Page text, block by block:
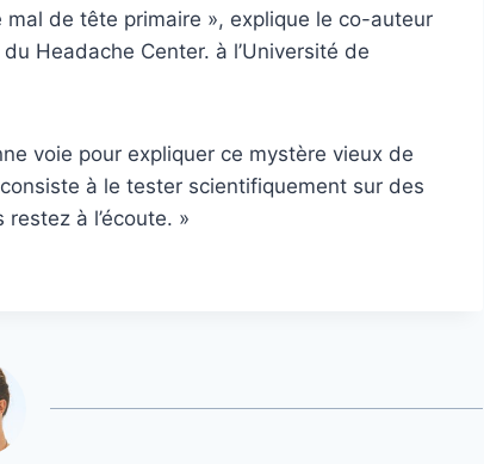
mal de tête primaire », explique le co-auteur
Headache Center. à l’Université de
voie pour expliquer ce mystère vieux de
à le tester scientifiquement sur des
à l’écoute. »